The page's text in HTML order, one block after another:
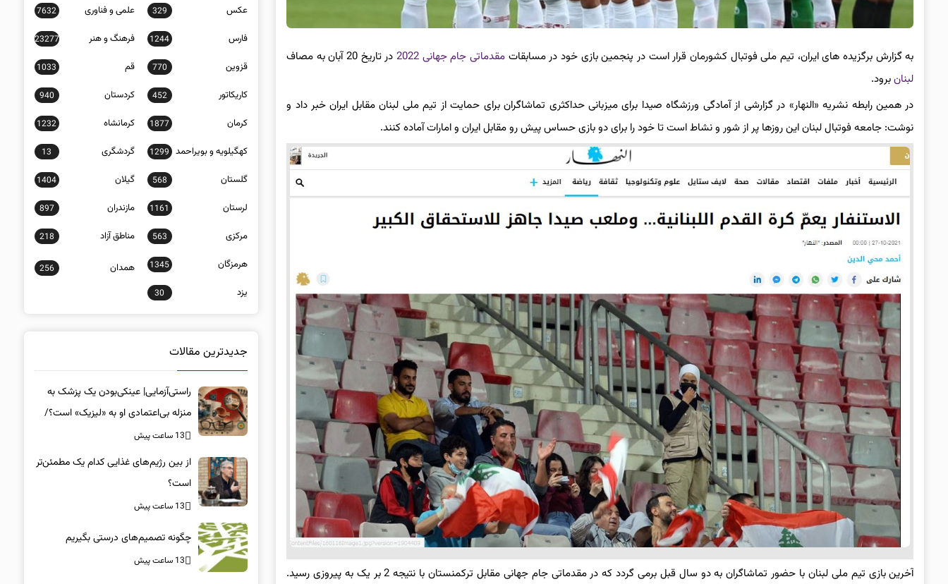
به گزارش برگزیده های ایران، تیم ملی فوتبال کشورمان قرار است در پنجمین بازی خود در مسابقات مقدماتی جام جهانی 2022
در تاریخ 20 آبان به مصاف
لبنانبرود.
در همین رابطه نشریه «النهار» در گزارشی از آمادگی ورزشگاه صیدا برای میزبانی حداکثری تماشاگران برای حمایت از تیم ملی لبنان مقابل ایران خبر داد و
نوشت: جامعه فوتبال لبنان این روزها پر از شور و نشاط است تا خود را برای دو بازی حساس پیش رو مقابل ایران و امارات آماده کنند.
آخرین بازی تیم ملی لبنان با حضور تماشاگران به دو سال قبل برمی گردد که در مقدماتی جام جهانی مقابل ترکمنستان با نتیجه 2 بر یک به پیروزی رسید.
عکس 329 علمی و فناوری 7632
فارس 1244 فرهنگ و هنر 23277
قزوین 770 قم 1033
کاریکاتور 452 کردستان 940
کرمان 1877 کرمانشاه 1232
کهگیلویه و بویراحمد 1299 گردشگری 13
گلستان 568 گیلان 1404
لرستان 1161 مازندران 897
مرکزی 563 مناطق آزاد 218
هرمزگان 1345 همدان 256
یزد 30
جدیدترین مقالات
راستی‌آزمایی| عینکی‌بودن یک پزشک به
منزله بی‌اعتمادی او به «لیزیک» است؟/
جراحان، چشم فرزندان خود را لیزیک
می‌کنند؟
13 ساعت پیش
از بین رژیم‌های غذایی کدام یک مطمئن‌تر
است؟‌
13 ساعت پیش
چگونه تصمیم‌های درستی بگیریم
13 ساعت پیش